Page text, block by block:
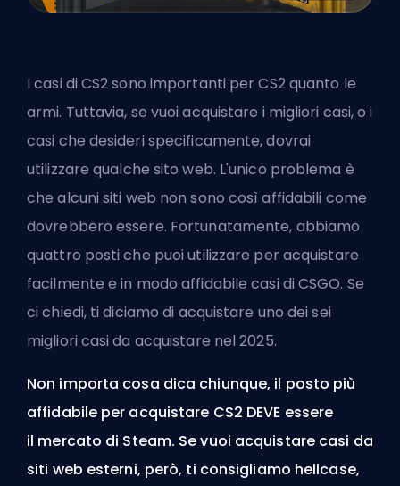
I casi di CS2 sono importanti per CS2 quanto le
armi. Tuttavia, se vuoi acquistare i migliori casi, o i
casi che desideri specificamente, dovrai
utilizzare qualche sito web. L'unico problema è
che alcuni siti web non sono così affidabili come
dovrebbero essere. Fortunatamente, abbiamo
quattro posti che puoi utilizzare per acquistare
facilmente e in modo affidabile casi di CSGO. Se
ci chiedi, ti diciamo di acquistare uno deisei
migliori casi da acquistare nel 2025.
Non importa cosa dica chiunque, il posto più
affidabile per acquistare CS2 DEVE essere
il mercato di Steam. Se vuoi acquistare casi da
siti web esterni, però, ti consigliamo hellcase,